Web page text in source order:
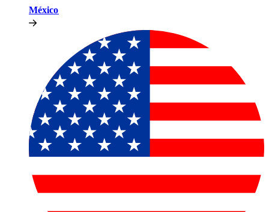
México​​